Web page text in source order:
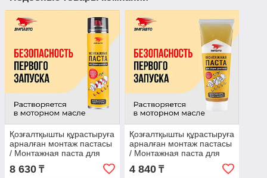
Қозғалтқышты құрастыруға
арналған монтаж пастасы
/ Монтажная паста для
сборки двигателя
VMPAUTO 400мл. (12шт)
8 630 ₸
Қозғалтқышты құрастыруға
арналған монтаж пастасы
/ Монтажная паста для
сборки двигателя
VMPAUTO 200мл. (туба)
4 840₸